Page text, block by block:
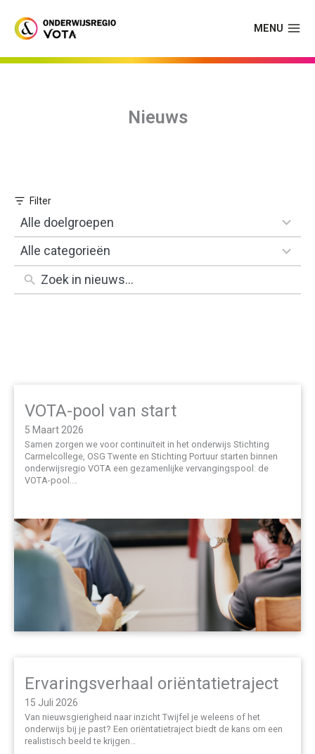
content
MENU
Nieuws
Alle doelgroepen
result
available
Alle categorieën
result
available
VOTA-pool van start
5 Maart 2026
Samen zorgen we voor continuïteit in het onderwijs Stichting
Carmelcollege, OSG Twente en Stichting Portuur starten binnen
onderwijsregio VOTA een gezamenlijke vervangingspool: de
VOTA-pool.…
Ervaringsverhaal oriëntatietraject
15 Juli 2026
Van nieuwsgierigheid naar inzicht Twijfel je weleens of het
onderwijs bij je past? Een oriëntatietraject biedt de kans om een
realistisch beeld te krijgen…